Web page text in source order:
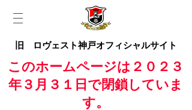
旧 ロヴェスト神戸オフィシャルサイト
このホームページは２０２３
年３月３１日で閉鎖していま
す。